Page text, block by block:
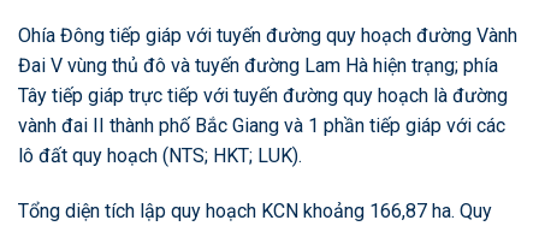
Ohía Đông tiếp giáp với tuyến đường quy hoạch đường Vành
Đai V vùng thủ đô và tuyến đường Lam Hà hiện trạng; phía
Tây tiếp giáp trực tiếp với tuyến đường quy hoạch là đường
vành đai II thành phố Bắc Giang và 1 phần tiếp giáp với các
lô đất quy hoạch (NTS; HKT; LUK).
Tổng diện tích lập quy hoạch KCN khoảng 166,87 ha. Quy